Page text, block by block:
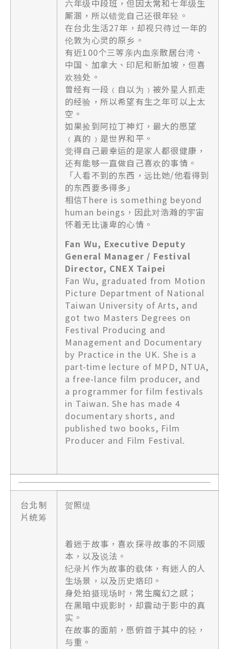
六年级中段班，但因太常和七年级生
厮溷，所以错觉自己还很年轻。
在台北生活27年，却视只待过一年的
伦敦为心灵的原乡。
有近100个三等亲内血亲散居台湾、
中国、加拿大、印尼和新加坡，但喜
欢独处。
曾经有一段﹙自以为﹚被外星人抓走
的经验，所以希望有生之年可以上太
空。
如果捡到阿拉丁神灯，最大的愿望
﹙真的﹚是世界和平。
觉得自己最幸运的是家人都很健康，
还有能够一直做自己喜欢的事情。
「人看不到的东西，远比她/他看得到
的东西要多得多」
相信There is something beyond
human beings，因此对浩瀚的宇宙
怀着无比谦卑的心情。
Fan Wu, Executive Deputy
General Manager / Festival
Director, CNEX Taipei
Fan Wu, graduated from Motion
Picture Department of National
Taiwan University of Arts, and
got two Masters Degrees on
Festival Producing and
Management and Documentary
by Practice in the UK. She is a
part-time lecture of MPD, NTUA,
a free-lance film producer, and
a programmer for film festivals
in Taiwan. She has made 4
documentary shorts, and
published two books, Film
Producer and Film Festival.
台北制
片统筹
贺照缇
着迷于故事，喜欢探寻故事的不同版
本，以及说法。
纪录片作为故事的载体，有迷人的人
生场景，以及历史烙印。
身处拍摄现场时，常生魔幻之感；
在黑暗中观影时，却震动于影中的真
实。
在故事的面前，愿俯首于其中的轻，
与重。